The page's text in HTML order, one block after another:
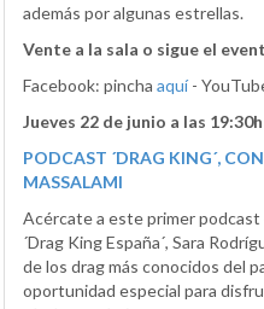
además por algunas estrellas.
Vente a la sala o sigue el
Facebook: pincha aquí-
Jueves 22 de junio a las 19:30h
PODCAST ´DRAG KING´,
MASSALAMI
Acércate a este primer
´Drag King España´, Sara
de los drag más conocidos del
oportunidad especial para